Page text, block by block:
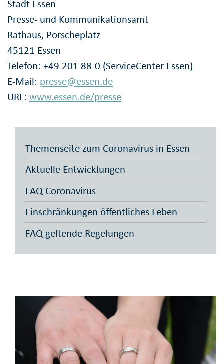
Stadt Essen
Presse- und Kommunikationsamt
Rathaus, Porscheplatz
45121 Essen
Telefon: +49 201 88-0 (ServiceCenter Essen)
E-Mail: presse@essen.de
URL: www.essen.de/presse
Themenseite zum Coronavirus in Essen
Aktuelle Entwicklungen
FAQ Coronavirus
Einschränkungen öffentliches Leben
FAQ geltende Regelungen